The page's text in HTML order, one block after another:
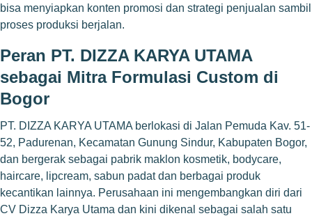
bisa menyiapkan konten promosi dan strategi penjualan sambil
proses produksi berjalan.
Peran PT. DIZZA KARYA UTAMA
sebagai Mitra Formulasi Custom di
Bogor
PT. DIZZA KARYA UTAMA berlokasi di Jalan Pemuda Kav. 51-
52, Padurenan, Kecamatan Gunung Sindur, Kabupaten Bogor,
dan bergerak sebagai pabrik maklon kosmetik, bodycare,
haircare, lipcream, sabun padat dan berbagai produk
kecantikan lainnya. Perusahaan ini mengembangkan diri dari
CV Dizza Karya Utama dan kini dikenal sebagai salah satu